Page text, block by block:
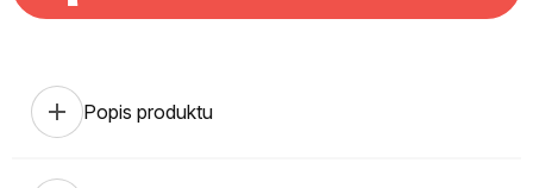
add Popis produktu